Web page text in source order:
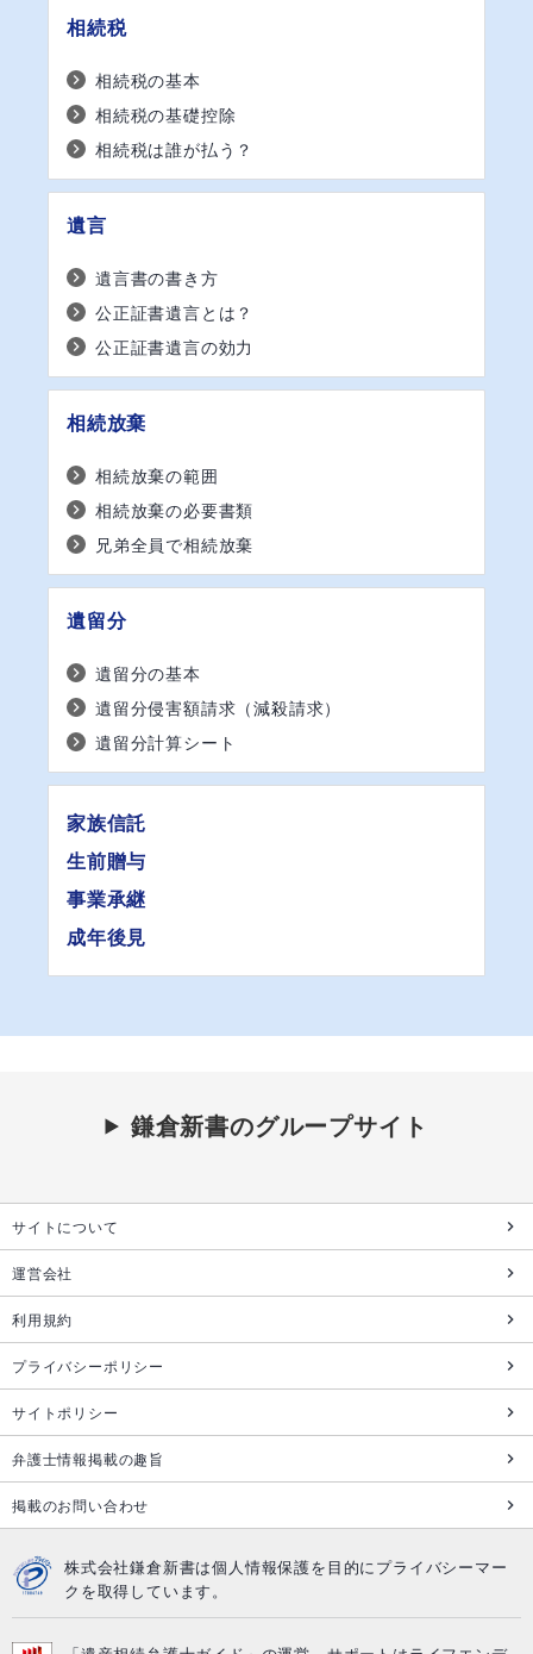
相続税
相続税の基本
相続税の基礎控除
相続税は誰が払う？
遺言
遺言書の書き方
公正証書遺言とは？
公正証書遺言の効力
相続放棄
相続放棄の範囲
相続放棄の必要書類
兄弟全員で相続放棄
遺留分
遺留分の基本
遺留分侵害額請求（減殺請求）
遺留分計算シート
家族信託
生前贈与
事業承継
成年後見
鎌倉新書のグループサイト
サイトについて
運営会社
利用規約
プライバシーポリシー
サイトポリシー
弁護士情報掲載の趣旨
掲載のお問い合わせ
株式会社鎌倉新書は個人情報保護を目的にプライバシーマー
クを取得しています。